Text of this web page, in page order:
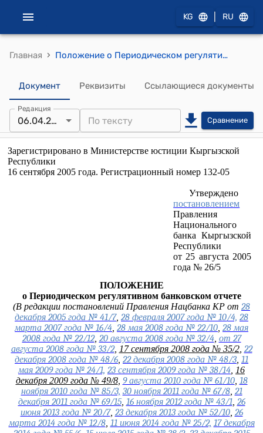
KG RU
Главная › Положение о Периодическом регулятивном банковском отчете (утверждено постановлением Правления Национального банка Кыргызской Республики от 25 августа 2005 года № 26/5)
Документ Реквизиты Ссылающиеся документы
Редакция
06.04.2022 Сравнение